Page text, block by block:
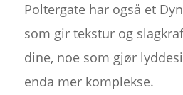
Poltergate har også et
som gir tekstur og
dine, noe som gjør
enda mer komplekse.